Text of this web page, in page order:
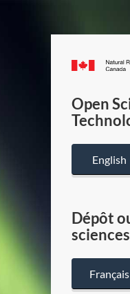
Open
English
Dépôt
Français